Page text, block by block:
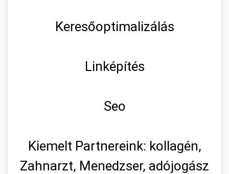
Keresőoptimalizálás
Linképítés
Seo
Kiemelt Partnereink: kollagén,
Zahnarzt, Menedzser, adójogász